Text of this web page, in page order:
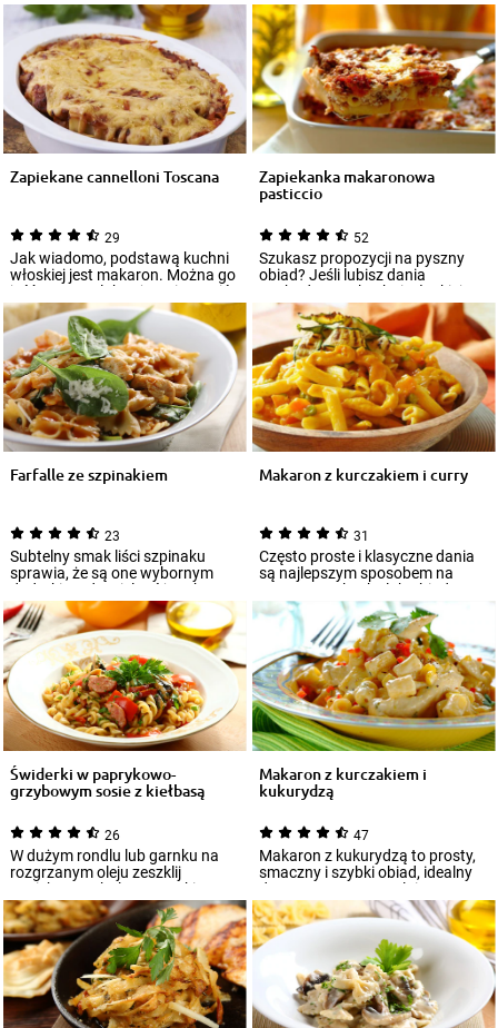
kombinacj...
Zapiekane cannelloni Toscana
29
Jak wiadomo, podstawą kuchni
włoskiej jest makaron. Można go
jeść z sosem lub też zapiec. Dziś
sk...
Zapiekanka makaronowa
pasticcio
52
Szukasz propozycji na pyszny
obiad? Jeśli lubisz dania
pochodzące z kuchni włoskiej,
zapiekanka m...
Farfalle ze szpinakiem
23
Subtelny smak liści szpinaku
sprawia, że są one wybornym
dodatkiem do wielu różnych
potraw, także...
Makaron z kurczakiem i curry
31
Często proste i klasyczne dania
są najlepszym sposobem na
pyszną przekąskę lub obiad.
Makaron z k...
Świderki w paprykowo-
grzybowym sosie z kiełbasą
26
W dużym rondlu lub garnku na
rozgrzanym oleju zeszklij
posiekaną cebulę z czosnkiem. ...
Makaron z kurczakiem i
kukurydzą
47
Makaron z kukurydzą to prosty,
smaczny i szybki obiad, idealny
do pracy czy na uczelnię.
Makaron...